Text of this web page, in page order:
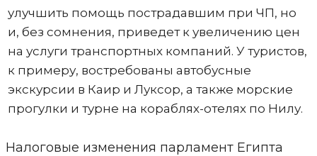
улучшить помощь пострадавшим при ЧП, но
и, без сомнения, приведет к увеличению цен
на услуги транспортных компаний. У туристов,
к примеру, востребованы автобусные
экскурсии в Каир и Луксор, а также морские
прогулки и турне на кораблях-отелях по Нилу.
Налоговые изменения парламент Египта